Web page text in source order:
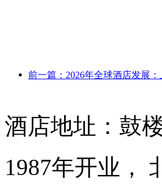
酒店地址：鼓
1987年开业